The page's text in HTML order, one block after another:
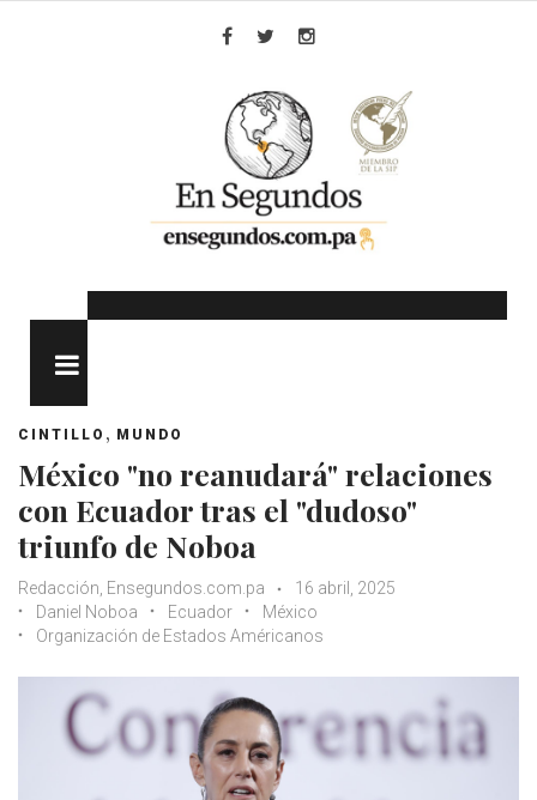
CINTILLO , MUNDO
México "no reanudará" relaciones
con Ecuador tras el "dudoso"
triunfo de Noboa
Redacción, Ensegundos.com.pa
16 abril, 2025
Daniel Noboa
Ecuador
México
Organización de Estados Américanos